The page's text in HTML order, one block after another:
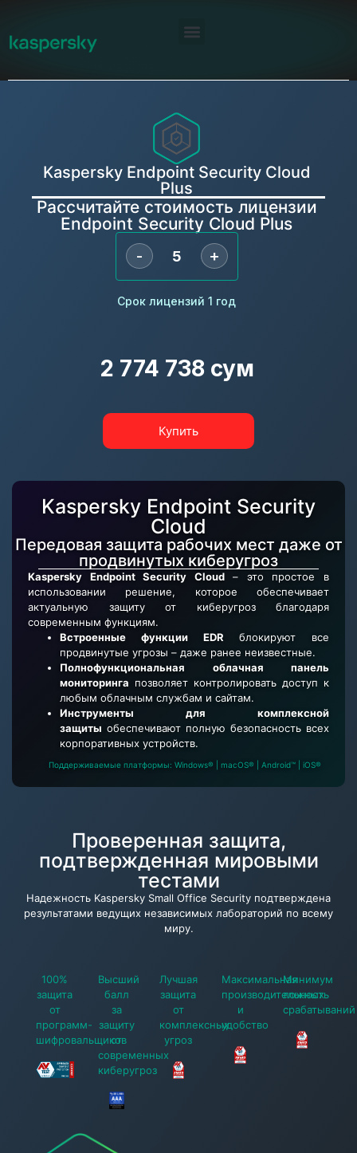
Kaspersky Endpoint Security Cloud
Plus
Рассчитайте стоимость лицензии
Endpoint Security Cloud Plus
- +
Срок лицензий 1 год
2 774 738 сум
Купить
Kaspersky Endpoint Security
Cloud
Передовая защита рабочих мест даже от
продвинутых киберугроз
Kaspersky Endpoint Security Cloud– это простое в
использовании решение, которое обеспечивает
актуальную защиту от киберугроз благодаря
современным функциям.
Встроенные функции EDR блокируют все
продвинутые угрозы – даже ранее неизвестные.
Полнофункциональная облачная панель
мониторинга позволяет контролировать доступ к
любым облачным службам и сайтам.
Инструменты для комплексной
защиты обеспечивают полную безопасность всех
корпоративных устройств.
Поддерживаемые платформы: Windows® | macOS® | Android™ | iOS®
Проверенная защита,
подтвержденная мировыми
тестами
Надежность Kaspersky Small Office Security подтверждена
результатами ведущих независимых лабораторий по всему
миру.
100%
защита
от
программ-
шифровальщиков
Высший
балл
за
защиту
от
современных
киберугроз
Лучшая
защита
от
комплексных
угроз
Максимальная
производительность
и
удобство
Минимум
ложных
срабатываний